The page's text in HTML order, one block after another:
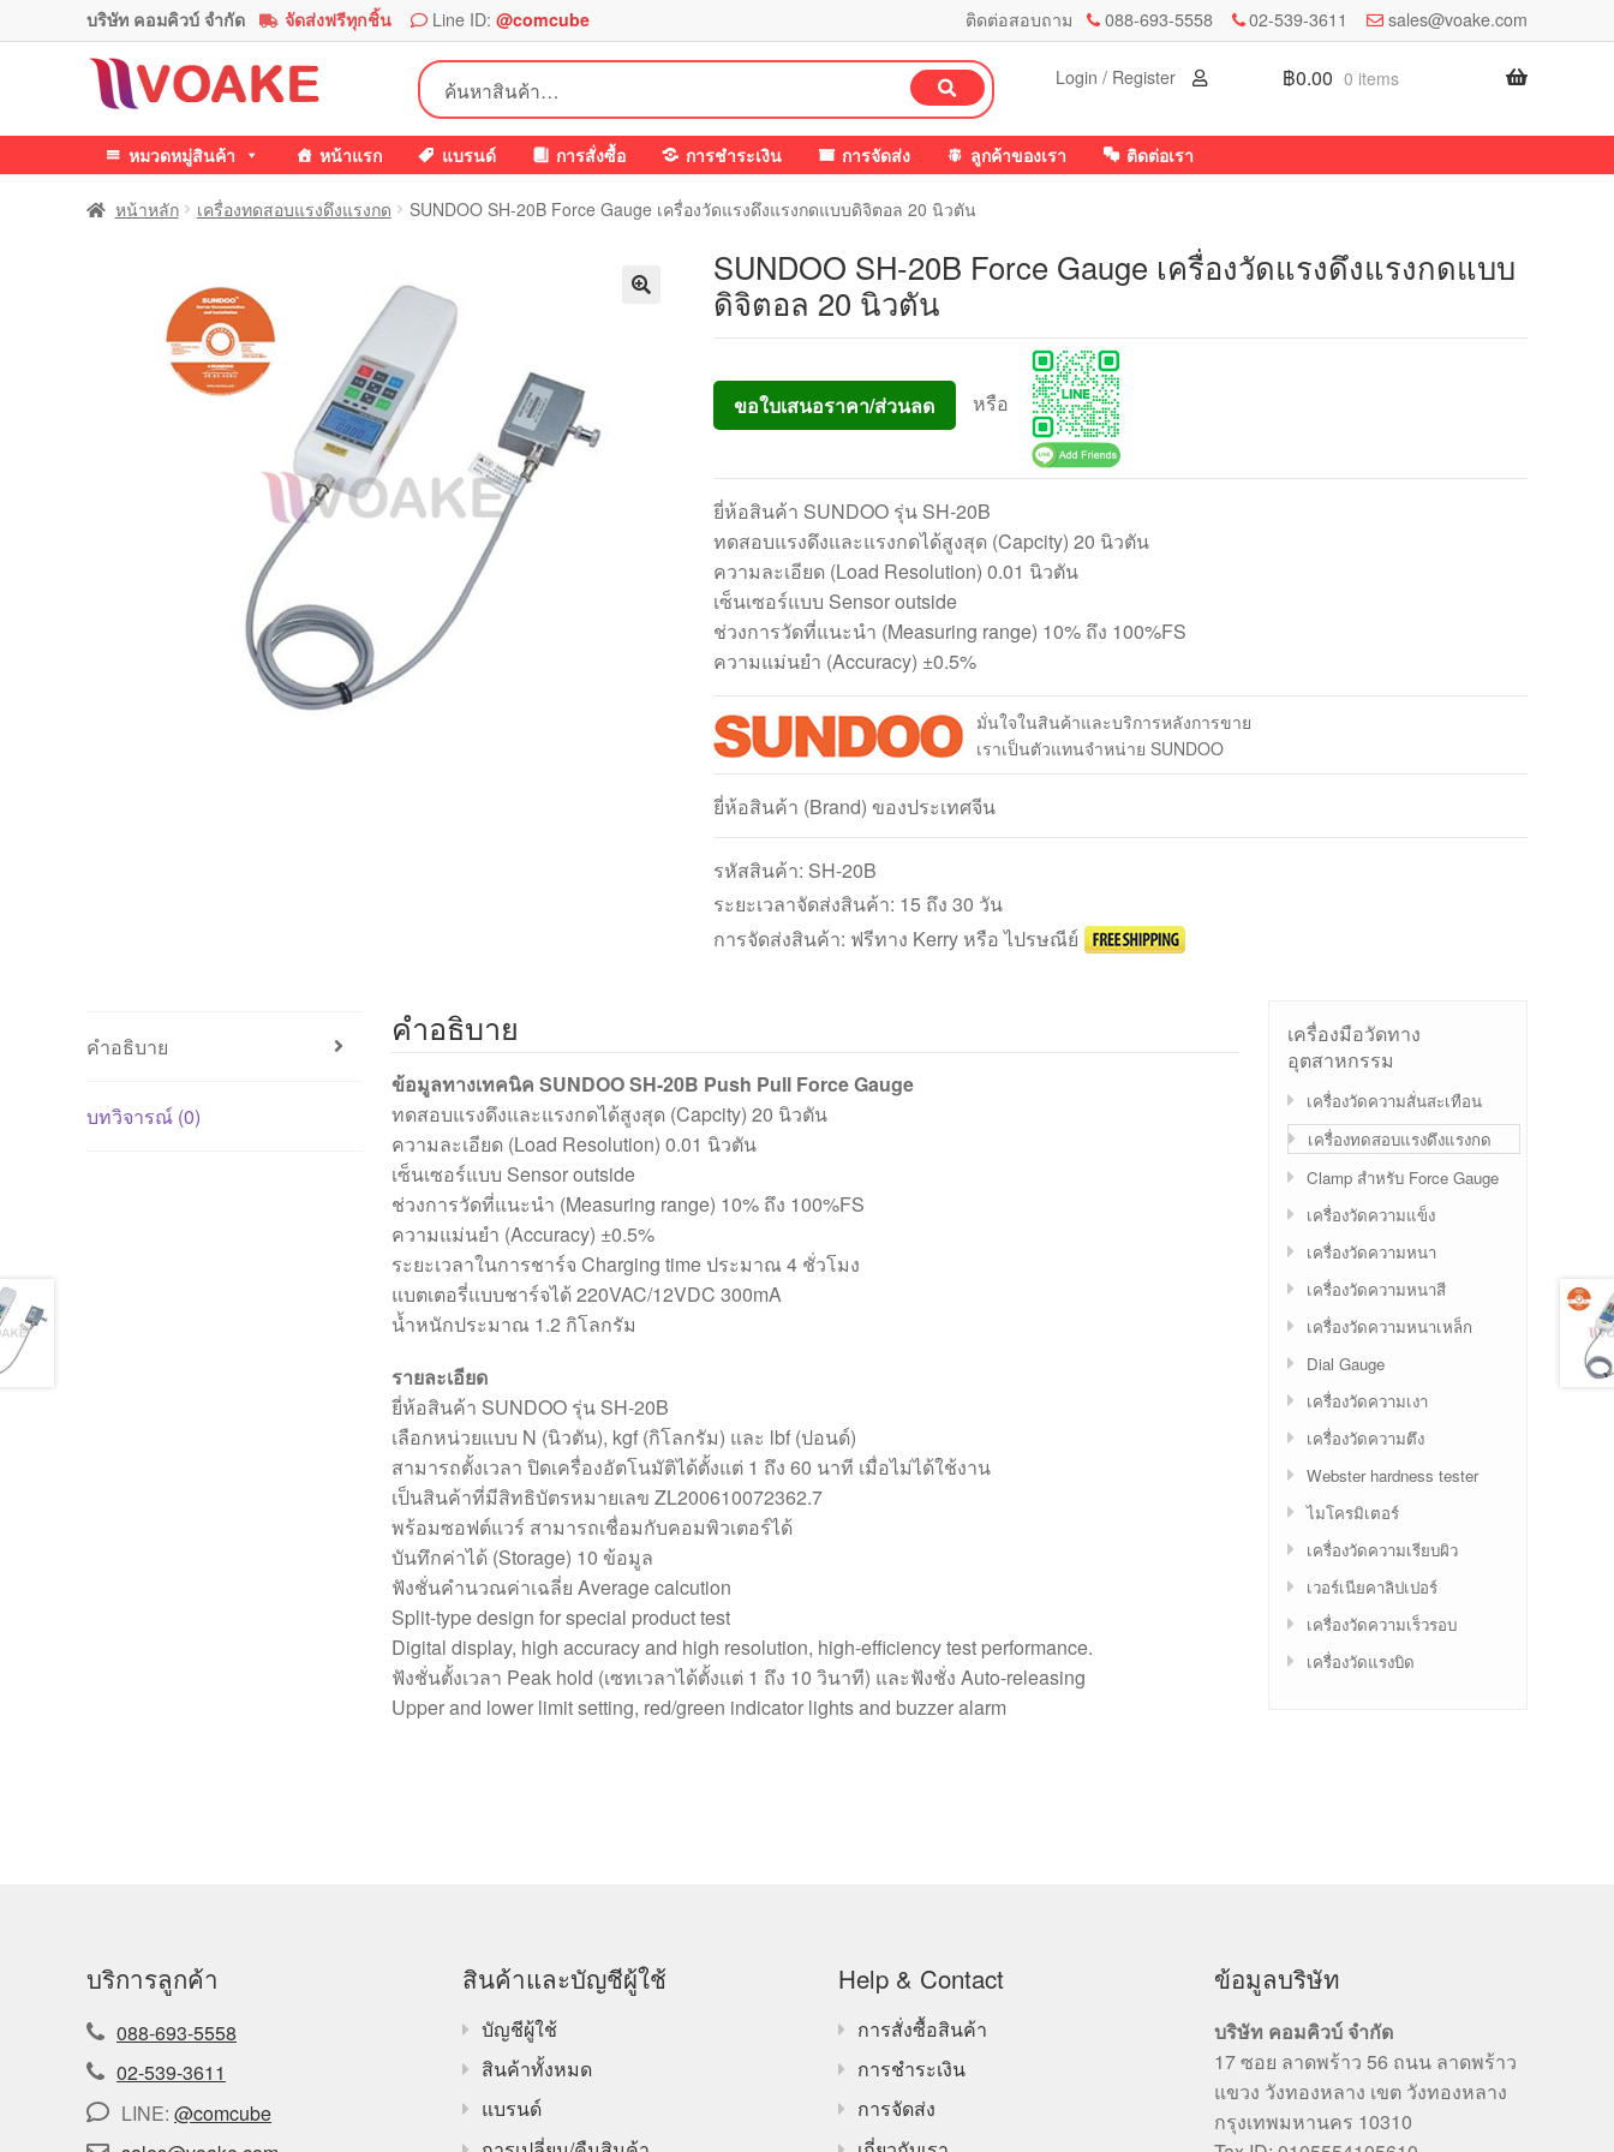
บริษัท คอมคิวบ์ จำกัด จัดส่งฟรีทุกชิ้น Line ID: @comcube ติดต่อสอบถาม 088-693-5558 02-539-3611 sales@voake.com
Skip
to
Skip
to
ค้นหา:
ค้นหา ฿0.00 0 items
Login / Register
หมวดหมู่สินค้า หน้าแรก แบรนด์ การสั่งซื้อ การชำระเงิน การจัดส่ง ลูกค้าของเรา ติดต่อเรา
หน้าหลัก เครื่องทดสอบแรงดึงแรงกด SUNDOO SH-20B Force Gauge เครื่องวัดแรงดึงแรงกดแบบดิจิตอล 20 นิวตัน
SUNDOO SH-20B Force Gauge เครื่องวัดแรงดึงแรงกดแบบ
ดิจิตอล 20 นิวตัน
ขอใบเสนอราคา/ส่วนลด หรือ
ยี่ห้อสินค้า SUNDOO รุ่น SH-20B
ทดสอบแรงดึงและแรงกดได้สูงสุด (Capcity) 20 นิวตัน
ความละเอียด (Load Resolution) 0.01 นิวตัน
เซ็นเซอร์แบบ Sensor outside
ช่วงการวัดที่แนะนำ (Measuring range) 10% ถึง 100%FS
ความแม่นยำ (Accuracy) ±0.5%
มั่นใจในสินค้าและบริการหลังการขาย
เราเป็นตัวแทนจำหน่าย SUNDOO
ยี่ห้อสินค้า (Brand) ของประเทศจีน
รหัสสินค้า: SH-20B
ระยะเวลาจัดส่งสินค้า: 15 ถึง 30 วัน
การจัดส่งสินค้า: ฟรีทาง Kerry หรือ ไปรษณีย์
คำอธิบาย
บทวิจารณ์ (0)
คำอธิบาย
ข้อมูลทางเทคนิค SUNDOO SH-20B Push Pull Force Gauge
ทดสอบแรงดึงและแรงกดได้สูงสุด (Capcity) 20 นิวตัน
ความละเอียด (Load Resolution) 0.01 นิวตัน
เซ็นเซอร์แบบ Sensor outside
ช่วงการวัดที่แนะนำ (Measuring range) 10% ถึง 100%FS
ความแม่นยำ (Accuracy) ±0.5%
ระยะเวลาในการชาร์จ Charging time ประมาณ 4 ชั่วโมง
แบตเตอรี่แบบชาร์จได้ 220VAC/12VDC 300mA
น้ำหนักประมาณ 1.2 กิโลกรัม
รายละเอียด
ยี่ห้อสินค้า SUNDOO รุ่น SH-20B
เลือกหน่วยแบบ N (นิวตัน), kgf (กิโลกรัม) และ lbf (ปอนด์)
สามารถตั้งเวลา ปิดเครื่องอัตโนมัติได้ตั้งแต่ 1 ถึง 60 นาที เมื่อไม่ได้ใช้งาน
เป็นสินค้าที่มีสิทธิบัตรหมายเลข ZL200610072362.7
พร้อมซอฟต์แวร์ สามารถเชื่อมกับคอมพิวเตอร์ได้
บันทึกค่าได้ (Storage) 10 ข้อมูล
ฟังชั่นคำนวณค่าเฉลี่ย Average calcution
Split-type design for special product test
Digital display, high accuracy and high resolution, high-efficiency test performance.
ฟังชั่นตั้งเวลา Peak hold (เซทเวลาได้ตั้งแต่ 1 ถึง 10 วินาที) และฟังชั่ง Auto-releasing
Upper and lower limit setting, red/green indicator lights and buzzer alarm
เครื่องมือวัดทาง
อุตสาหกรรม
เครื่องวัดความสั่นสะเทือน
เครื่องทดสอบแรงดึงแรงกด
Clamp สำหรับ Force Gauge
เครื่องวัดความแข็ง
เครื่องวัดความหนา
เครื่องวัดความหนาสี
เครื่องวัดความหนาเหล็ก
Dial Gauge
เครื่องวัดความเงา
เครื่องวัดความตึง
Webster hardness tester
ไมโครมิเตอร์
เครื่องวัดความเรียบผิว
เวอร์เนียคาลิปเปอร์
เครื่องวัดความเร็วรอบ
เครื่องวัดแรงบิด
บริการลูกค้า
088-693-5558
02-539-3611
LINE: @comcube
สินค้าและบัญชีผู้ใช้
บัญชีผู้ใช้
สินค้าทั้งหมด
แบรนด์
Help & Contact
การสั่งซื้อสินค้า
การชำระเงิน
การจัดส่ง
ข้อมูลบริษัท
บริษัท คอมคิวบ์ จำกัด
17 ซอย ลาดพร้าว 56 ถนน ลาดพร้าว
แขวง วังทองหลาง เขต วังทองหลาง
กรุงเทพมหานคร 10310